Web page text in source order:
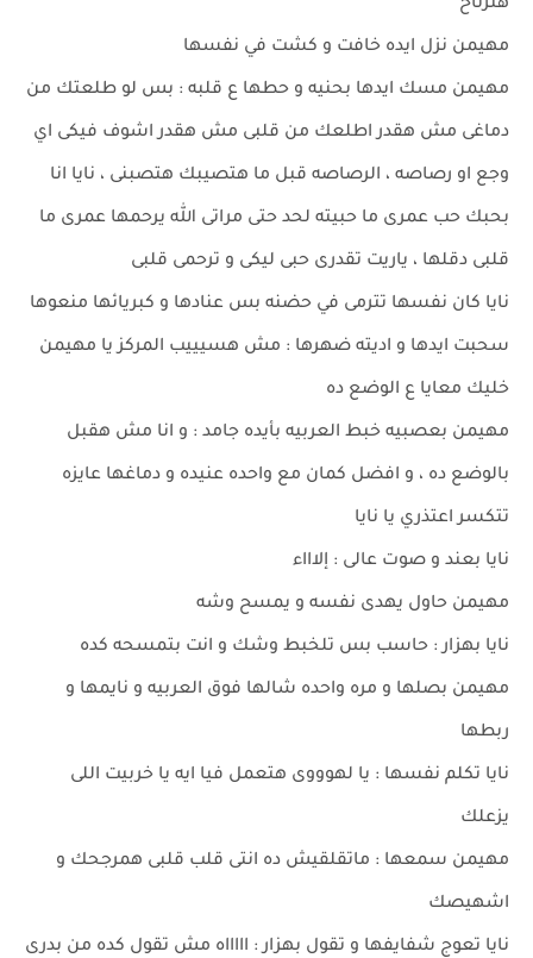
هترتاح
مهيمن نزل ايده خافت و كشت في نفسها
مهيمن مسك ايدها بحنيه و حطها ع قلبه : بس لو طلعتك من
دماغى مش هقدر اطلعك من قلبى مش هقدر اشوف فيكى اي
وجع او رصاصه ، الرصاصه قبل ما هتصيبك هتصبنى ، نايا انا
بحبك حب عمرى ما حبيته لحد حتى مراتى الله يرحمها عمرى ما
قلبى دقلها ، ياريت تقدرى حبى ليكى و ترحمى قلبى
نايا كان نفسها تترمى في حضنه بس عنادها و كبريائها منعوها
سحبت ايدها و اديته ضهرها : مش هسيييب المركز يا مهيمن
خليك معايا ع الوضع ده
مهيمن بعصبيه خبط العربيه بأيده جامد : و انا مش هقبل
بالوضع ده ، و افضل كمان مع واحده عنيده و دماغها عايزه
تتكسر اعتذري يا نايا
نايا بعند و صوت عالى : إلاااء
مهيمن حاول يهدى نفسه و يمسح وشه
نايا بهزار : حاسب بس تلخبط وشك و انت بتمسحه كده
مهيمن بصلها و مره واحده شالها فوق العربيه و نايمها و
ربطها
نايا تكلم نفسها : يا لهوووى هتعمل فيا ايه يا خربيت اللى
يزعلك
مهيمن سمعها : ماتقلقيش ده انتى قلب قلبى همرجحك و
اشهيصك
نايا تعوج شفايفها و تقول بهزار : اااااه مش تقول كده من بدرى